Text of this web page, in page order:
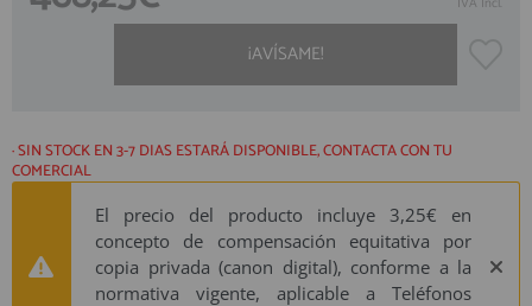
(+34)912 477 744
HORARIO de TIENDA:
También atendemos Whatsapp
info@preciosadictos.com
REGISTRO PROFESIONAL
¡AVÍSAME!
· SIN STOCK EN 3-7 DIAS ESTARÁ DISPONIBLE, CONTACTA CON TU
COMERCIAL
El precio del producto incluye 3,25€ en
concepto de compensación equitativa por
copia privada (canon digital), conforme a la
normativa vigente, aplicable a Teléfonos